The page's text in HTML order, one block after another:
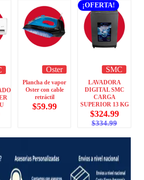
Oster
Plancha de vapor
Oster con cable
retráctil
$59.99
¡OFERTA!
SMC
LAVADORA
DIGITAL SMC
CARGA
SUPERIOR 13 KG
$334.99
$324.99